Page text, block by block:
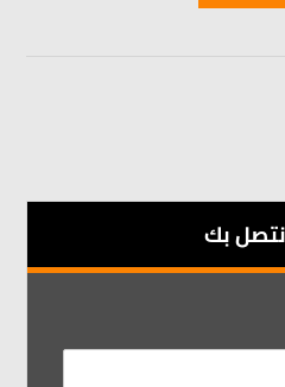
نتصل بك